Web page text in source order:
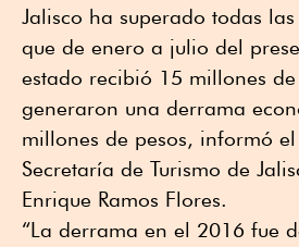
Jalisco ha superado todas
que de enero a julio del
estado recibió 15 millones de
generaron una derrama
millones de pesos, informó
Secretaría de Turismo de
Enrique Ramos Flores.
“La derrama en el 2016 fue